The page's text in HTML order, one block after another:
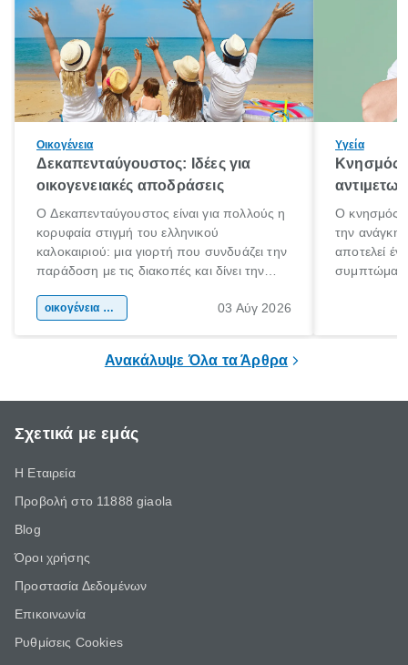
Οικογένεια
Δεκαπενταύγουστος: Ιδέες για
οικογενειακές αποδράσεις
Ο Δεκαπενταύγουστος είναι για πολλούς η
κορυφαία στιγμή του ελληνικού
καλοκαιριού: μια γιορτή που συνδυάζει την
παράδοση με τις διακοπές και δίνει την
χώρας. Είτε πρόκειται για λίγες μέρες
οικογένεια & παιδί 03 Αύγ 2026
Υγεία
Κνησμός:
Ο κνησμός
την ανάγκη
αποτελεί
Ανακάλυψε Όλα τα Άρθρα
Σχετικά με εμάς
Η Εταιρεία
Προβολή στο 11888 giaola
Blog
Όροι χρήσης
Προστασία Δεδομένων
Επικοινωνία
Ρυθμίσεις Cookies